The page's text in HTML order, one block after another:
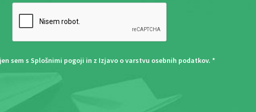
sem s Splošnimi pogoji in z Izjavo o varstvu osebnih podatkov. *